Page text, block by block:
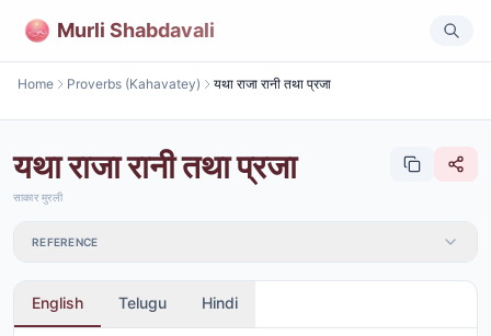
Murli Shabdavali
Home Proverbs (Kahavatey) यथा राजा रानी तथा प्रजा
यथा राजा रानी तथा प्रजा
साकार मुरली
REFERENCE
English Telugu Hindi